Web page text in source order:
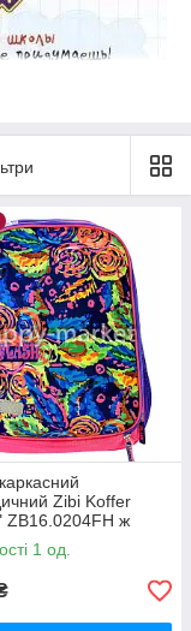
форми, в основі
ринку подібної
міцної тканини з
надійна
ранець або
Zibi Koffer
ZB16.0204FH ж
1 од.